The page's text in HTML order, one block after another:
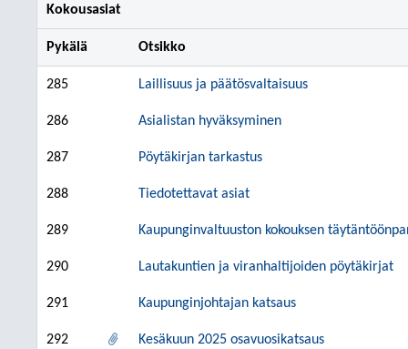
Kokousasiat
Pykälä Otsikko
285 Laillisuus ja päätösvaltaisuus
286 Asialistan hyväksyminen
287 Pöytäkirjan tarkastus
288 Tiedotettavat asiat
289 Kaupunginvaltuuston kokouksen
290 Lautakuntien ja viranhaltijoiden pöytäkirjat
291 Kaupunginjohtajan katsaus
292 Kesäkuun 2025 osavuosikatsaus